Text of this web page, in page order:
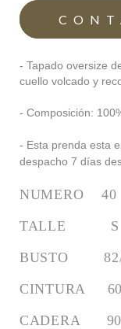
- Tapado oversize
cuello volcado y
- Composición:
- Esta prenda esta
despacho 7 días
NUMERO    40
TALLE          S
BUSTO
CINTURA
CADERA